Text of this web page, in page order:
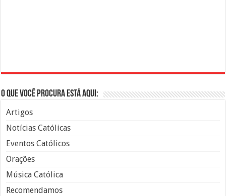
O que você procura está aqui:
Artigos
Notícias Católicas
Eventos Católicos
Orações
Música Católica
Recomendamos